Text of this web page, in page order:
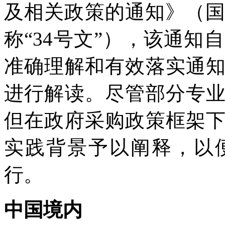
及相关政策的通知》（
称“34号文”），该通知
准确理解和有效落实通
进行解读。尽管部分专
但在政府采购政策框架
实践背景予以阐释，以
行。
中国境内